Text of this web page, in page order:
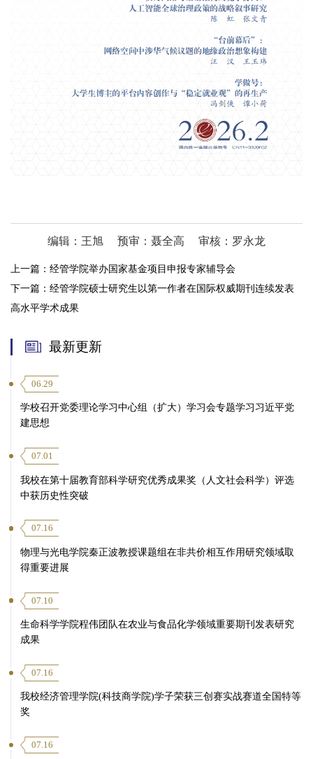
编辑：王旭 预审：聂全高 审核：罗永龙
上一篇： 经管学院举办国家基金项目申报专家辅导会
下一篇： 经管学院硕士研究生以第一作者在国际权威期刊连续发表
高水平学术成果
最新更新
06.29
学校召开党委理论学习中心组（扩大）学习会专题学习习近平党
建思想
07.01
我校在第十届教育部科学研究优秀成果奖（人文社会科学）评选
中获历史性突破
07.16
物理与光电学院秦正波教授课题组在非共价相互作用研究领域取
得重要进展
07.10
生命科学学院程伟团队在农业与食品化学领域重要期刊发表研究
成果
07.16
我校经济管理学院(科技商学院)学子荣获三创赛实战赛道全国特等
奖
07.16